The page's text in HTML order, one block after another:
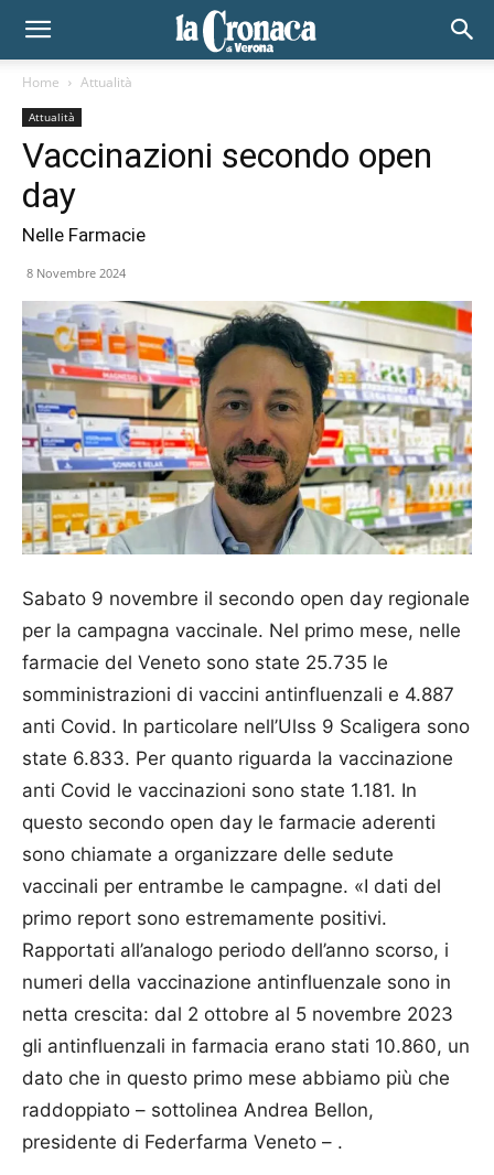
Home Attualità
Attualità
Vaccinazioni secondo open
day
Nelle Farmacie
8 Novembre 2024
Sabato 9 novembre il secondo open day regionale
per la campagna vaccinale. Nel primo mese, nelle
farmacie del Veneto sono state 25.735 le
somministrazioni di vaccini antinfluenzali e 4.887
anti Covid. In particolare nell’Ulss 9 Scaligera sono
state 6.833. Per quanto riguarda la vaccinazione
anti Covid le vaccinazioni sono state 1.181. In
questo secondo open day le farmacie aderenti
sono chiamate a organizzare delle sedute
vaccinali per entrambe le campagne. «I dati del
primo report sono estremamente positivi.
Rapportati all’analogo periodo dell’anno scorso, i
numeri della vaccinazione antinfluenzale sono in
netta crescita: dal 2 ottobre al 5 novembre 2023
gli antinfluenzali in farmacia erano stati 10.860, un
dato che in questo primo mese abbiamo più che
raddoppiato – sottolinea Andrea Bellon,
presidente di Federfarma Veneto – .